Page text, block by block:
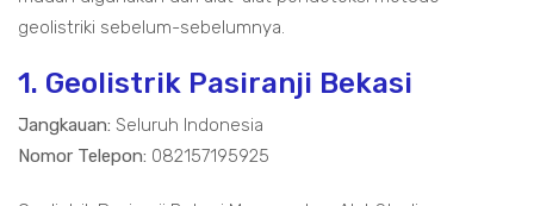
geolistriki sebelum-sebelumnya.
1. Geolistrik Pasiranji Bekasi
Jangkauan: Seluruh Indonesia
Nomor Telepon: 082157195925